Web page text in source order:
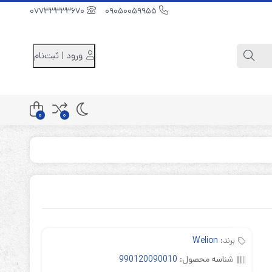
ورود | ثبت‌نام
کابینت باتری 48 ولت
0
0
برند: Welion
شناسه محصول: 990120090010